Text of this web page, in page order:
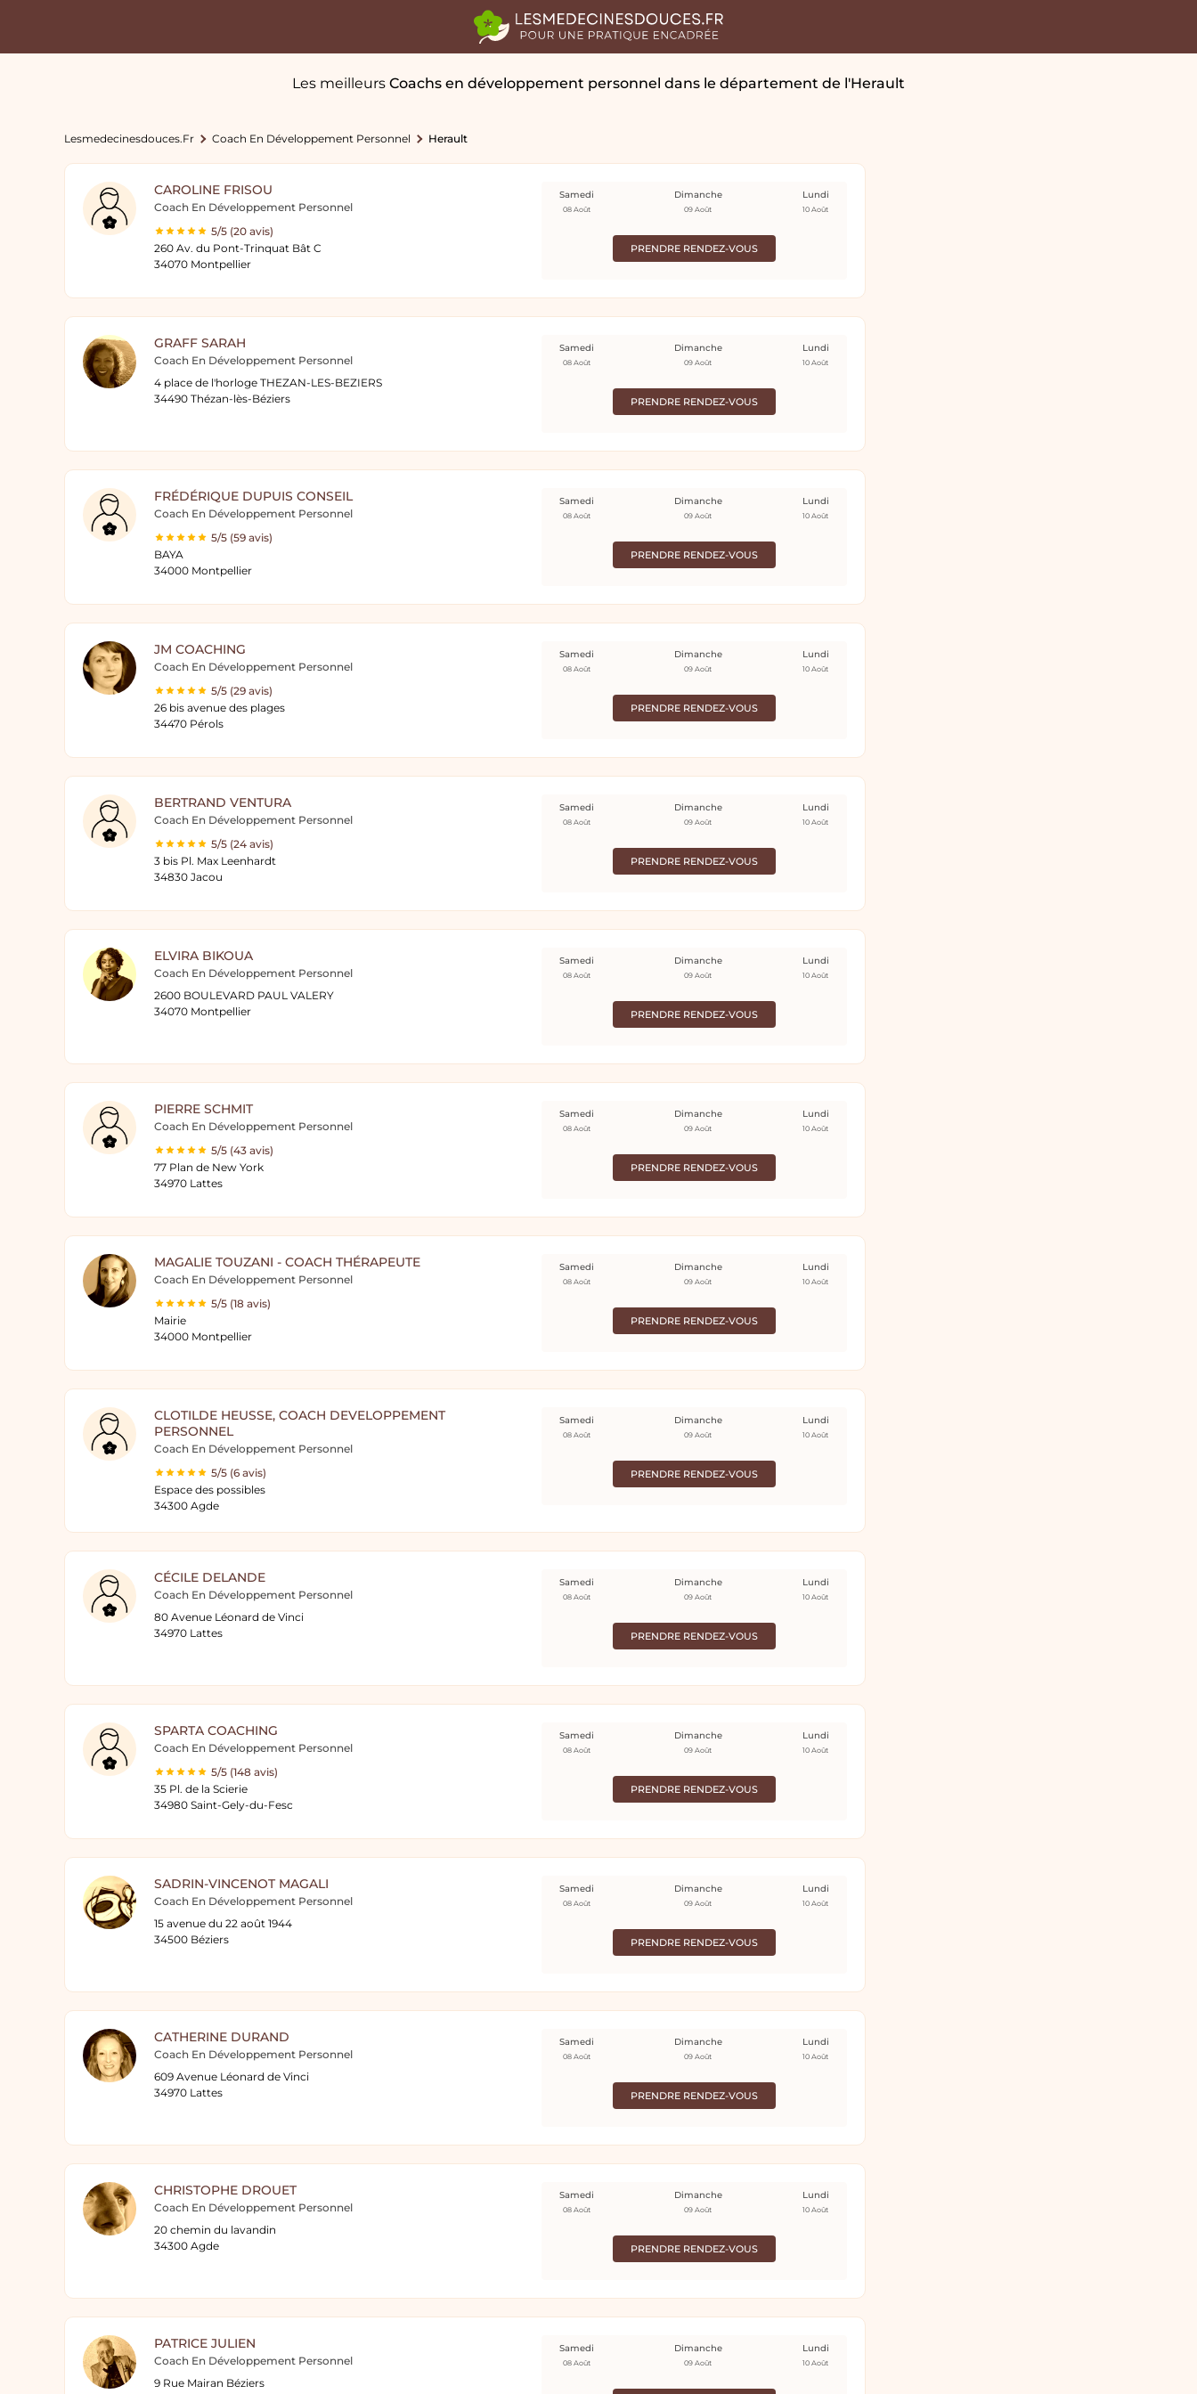
Les meilleurs Coachs en développement personnel dans le département de l'Herault
Lesmedecinesdouces.fr Coach En Développement Personnel Herault
CAROLINE FRISOU
Coach En Développement Personnel
5/5 (20 avis)
260 Av. du Pont-Trinquat Bât C
34070 Montpellier
PRENDRE RENDEZ-VOUS
Samedi
08 Août
Dimanche
09 Août
Lundi
10 Août
GRAFF SARAH
Coach En Développement Personnel
4 place de l'horloge THEZAN-LES-BEZIERS
34490 Thézan-lès-Béziers
PRENDRE RENDEZ-VOUS
Samedi
08 Août
Dimanche
09 Août
Lundi
10 Août
FRÉDÉRIQUE DUPUIS CONSEIL
Coach En Développement Personnel
5/5 (59 avis)
BAYA
34000 Montpellier
PRENDRE RENDEZ-VOUS
Samedi
08 Août
Dimanche
09 Août
Lundi
10 Août
JM COACHING
Coach En Développement Personnel
5/5 (29 avis)
26 bis avenue des plages
34470 Pérols
PRENDRE RENDEZ-VOUS
Samedi
08 Août
Dimanche
09 Août
Lundi
10 Août
BERTRAND VENTURA
Coach En Développement Personnel
5/5 (24 avis)
3 bis Pl. Max Leenhardt
34830 Jacou
PRENDRE RENDEZ-VOUS
Samedi
08 Août
Dimanche
09 Août
Lundi
10 Août
ELVIRA BIKOUA
Coach En Développement Personnel
2600 BOULEVARD PAUL VALERY
34070 Montpellier
PRENDRE RENDEZ-VOUS
Samedi
08 Août
Dimanche
09 Août
Lundi
10 Août
PIERRE SCHMIT
Coach En Développement Personnel
5/5 (43 avis)
77 Plan de New York
34970 Lattes
PRENDRE RENDEZ-VOUS
Samedi
08 Août
Dimanche
09 Août
Lundi
10 Août
MAGALIE TOUZANI - COACH THÉRAPEUTE
Coach En Développement Personnel
5/5 (18 avis)
Mairie
34000 Montpellier
PRENDRE RENDEZ-VOUS
Samedi
08 Août
Dimanche
09 Août
Lundi
10 Août
CLOTILDE HEUSSE, COACH DEVELOPPEMENT
PERSONNEL
Coach En Développement Personnel
5/5 (6 avis)
Espace des possibles
34300 Agde
PRENDRE RENDEZ-VOUS
Samedi
08 Août
Dimanche
09 Août
Lundi
10 Août
CÉCILE DELANDE
Coach En Développement Personnel
80 Avenue Léonard de Vinci
34970 Lattes
PRENDRE RENDEZ-VOUS
Samedi
08 Août
Dimanche
09 Août
Lundi
10 Août
SPARTA COACHING
Coach En Développement Personnel
5/5 (148 avis)
35 Pl. de la Scierie
34980 Saint-Gely-du-Fesc
PRENDRE RENDEZ-VOUS
Samedi
08 Août
Dimanche
09 Août
Lundi
10 Août
SADRIN-VINCENOT MAGALI
Coach En Développement Personnel
15 avenue du 22 août 1944
34500 Béziers
PRENDRE RENDEZ-VOUS
Samedi
08 Août
Dimanche
09 Août
Lundi
10 Août
CATHERINE DURAND
Coach En Développement Personnel
609 Avenue Léonard de Vinci
34970 Lattes
PRENDRE RENDEZ-VOUS
Samedi
08 Août
Dimanche
09 Août
Lundi
10 Août
CHRISTOPHE DROUET
Coach En Développement Personnel
20 chemin du lavandin
34300 Agde
PRENDRE RENDEZ-VOUS
Samedi
08 Août
Dimanche
09 Août
Lundi
10 Août
PATRICE JULIEN
Coach En Développement Personnel
9 Rue Mairan Béziers
Samedi
08 Août
Dimanche
09 Août
Lundi
10 Août